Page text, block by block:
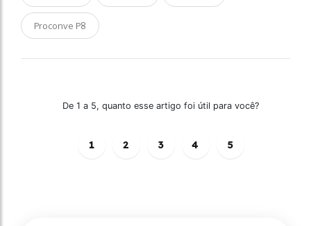
Proconve P8
De 1 a 5, quanto esse artigo foi útil para você?
1 2 3 4 5